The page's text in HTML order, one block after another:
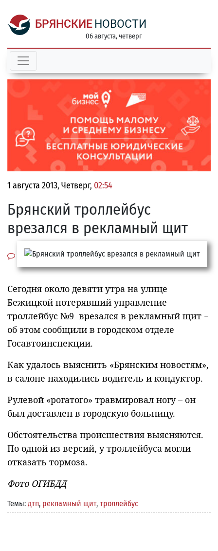
БРЯНСКИЕ НОВОСТИ
06 августа, четверг
1 августа 2013, Четверг, 02:54
Брянский троллейбус
врезался в рекламный щит
Сегодня около девяти утра на улице
Бежицкой потерявший управление
троллейбус №9 врезался в рекламный щит −
об этом сообщили в городском отделе
Госавтоинспекции.
Как удалось выяснить «Брянским новостям»,
в салоне находились водитель и кондуктор.
Рулевой «рогатого» травмировал ногу – он
был доставлен в городскую больницу.
Обстоятельства происшествия выясняются.
По одной из версий, у троллейбуса могли
отказать тормоза.
Фото ОГИБДД
Темы: дтп, рекламный щит, троллейбус